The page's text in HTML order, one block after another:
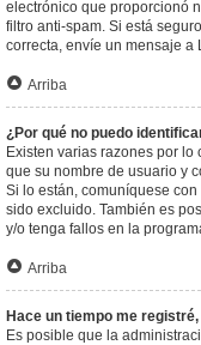
electrónico que proporcionó
filtro anti-spam. Si está
correcta, envíe un mensaje a
Arriba
¿Por qué no puedo
Existen varias razones por
que su nombre de usuario y
Si lo están, comuníquese
sido excluido. También es
y/o tenga fallos en la
Arriba
Hace un tiempo me
Es posible que la